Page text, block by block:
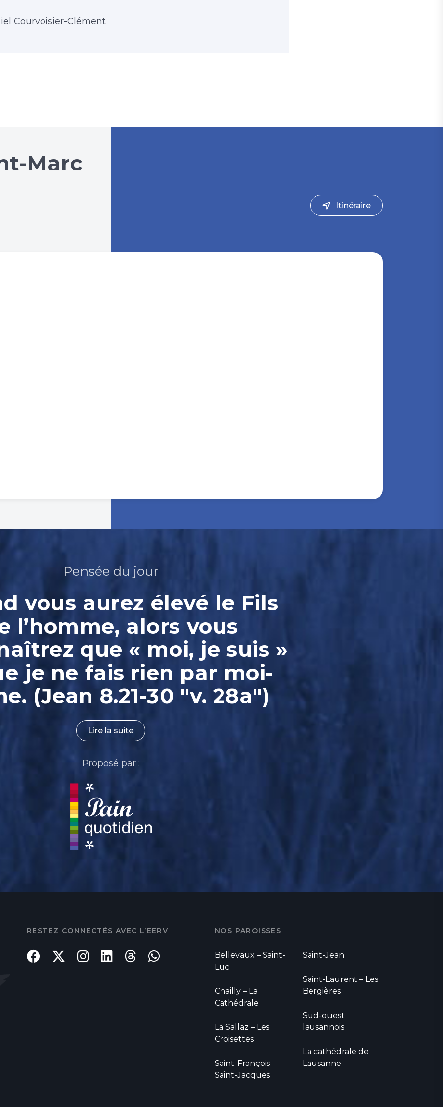
Courvoisier-Clément
Marc
Itinéraire
Pensée du jour
vous aurez élevé le Fils
l’homme, alors vous
que « moi, je suis »
je ne fais rien par moi-
(Jean 8.21-30 "v. 28a")
Lire la suite
Proposé par :
RESTEZ CONNECTÉS AVEC L’EERV NOS PAROISSES
Bellevaux – Saint-
Luc
Chailly – La
Cathédrale
La Sallaz – Les
Croisettes
Saint-François –
Saint-Jacques
Saint-Jean
Saint-Laurent – Les
Bergières
Sud-ouest
lausannois
La cathédrale de
Lausanne